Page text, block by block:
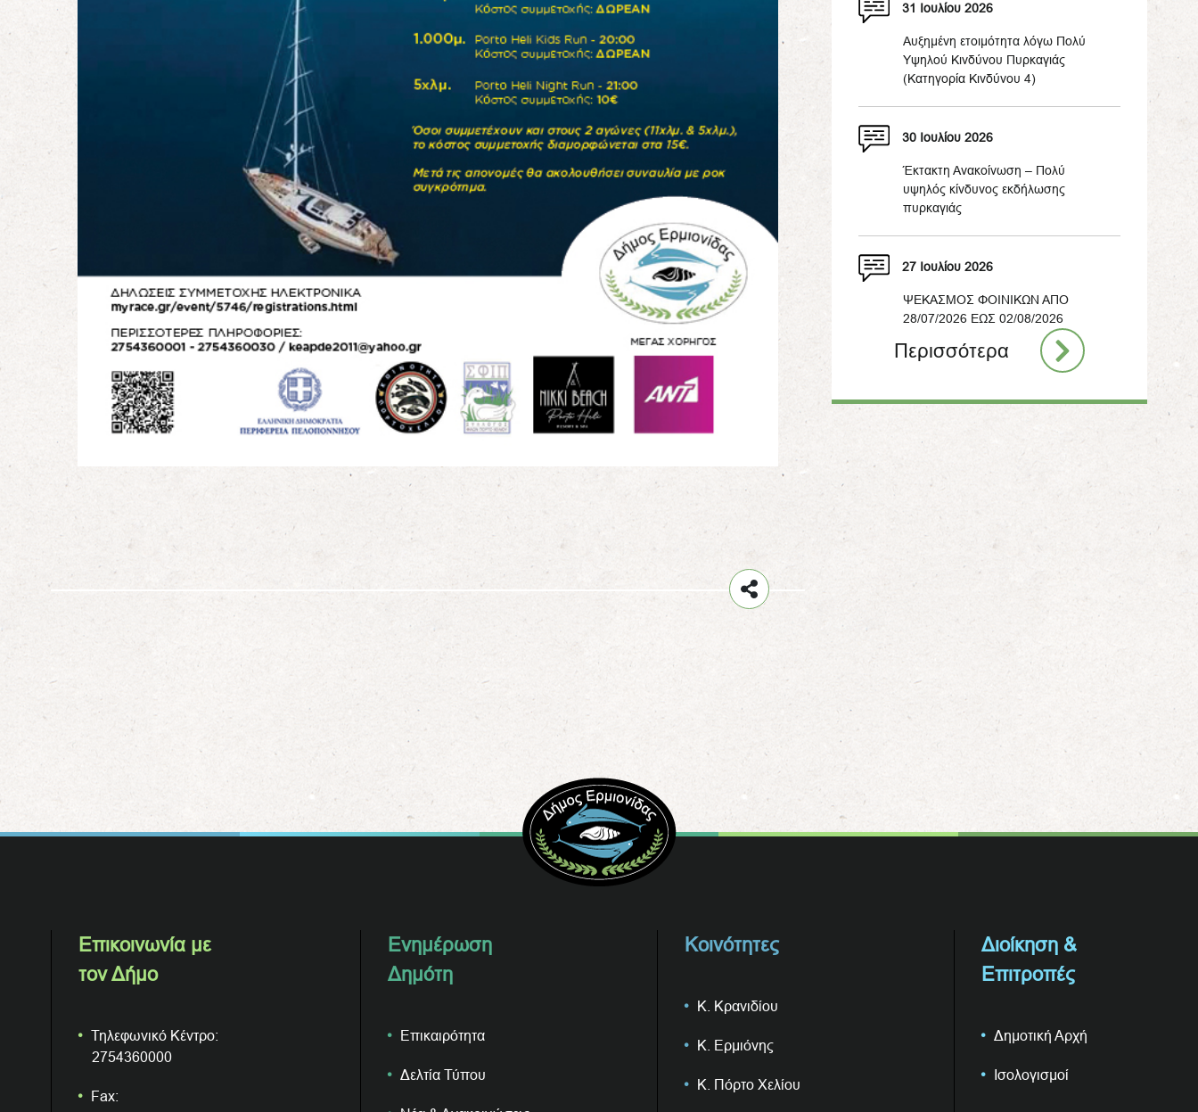
31 Ιουλίου 2026
Αυξημένη ετοιμότητα λόγω Πολύ
Υψηλού Κινδύνου Πυρκαγιάς
(Κατηγορία Κινδύνου 4)
30 Ιουλίου 2026
Έκτακτη Ανακοίνωση – Πολύ
υψηλός κίνδυνος εκδήλωσης
πυρκαγιάς
27 Ιουλίου 2026
ΨΕΚΑΣΜΟΣ ΦΟΙΝΙΚΩΝ ΑΠΟ
28/07/2026 ΕΩΣ 02/08/2026
Περισσότερα
Επικοινωνία με
τον Δήμο
Τηλεφωνικό Κέντρο:
2754360000
Fax:
Ενημέρωση
Δημότη
Επικαιρότητα
Δελτία Τύπου
Κοινότητες
Κ. Κρανιδίου
Κ. Ερμιόνης
Κ. Πόρτο Χελίου
Διοίκηση &
Επιτροπές
Δημοτική Αρχή
Ισολογισμοί